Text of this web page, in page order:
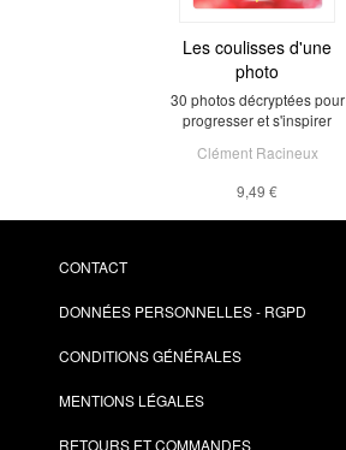
Les coulisses d'une
photo
30 photos décryptées pour
progresser et s'inspirer
Clément Racineux
9,49 €
CONTACT
DONNÉES PERSONNELLES - RGPD
CONDITIONS GÉNÉRALES
MENTIONS LÉGALES
RETOURS ET COMMANDES